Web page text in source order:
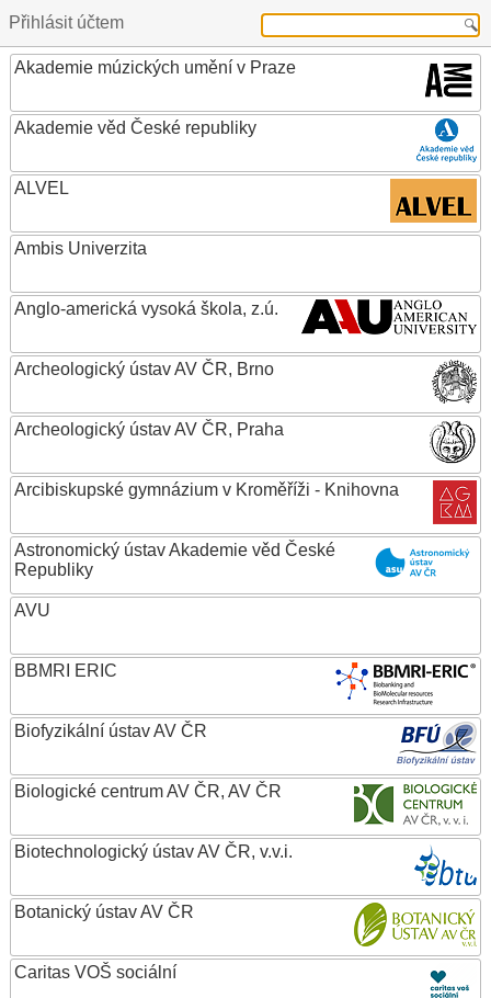
Přihlásit účtem
Akademie múzických umění v Praze
Akademie věd České republiky
ALVEL
Ambis Univerzita
Anglo-americká vysoká škola, z.ú.
Archeologický ústav AV ČR, Brno
Archeologický ústav AV ČR, Praha
Arcibiskupské gymnázium v Kroměříži - Knihovna
Astronomický ústav Akademie věd České
Republiky
AVU
BBMRI ERIC
Biofyzikální ústav AV ČR
Biologické centrum AV ČR, AV ČR
Biotechnologický ústav AV ČR, v.v.i.
Botanický ústav AV ČR
Caritas VOŠ sociální